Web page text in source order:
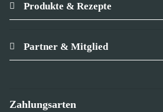
Produkte & Rezepte
Partner & Mitglied
Zahlungsarten